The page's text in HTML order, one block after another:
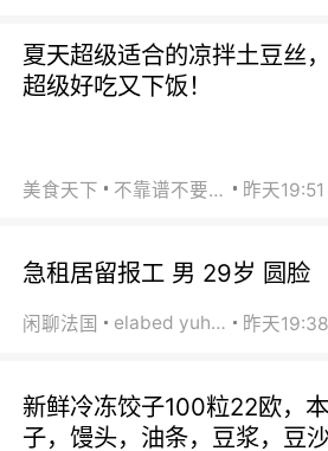
夏天超级适合的凉拌土豆丝，
超级好吃又下饭！
美食天下 不靠谱不要联系 昨天19:51
急租居留报工 男 29岁 圆脸
闲聊法国 elabed yuhua 昨天19:38
新鲜冷冻饺子100粒22欧，
子，馒头，油条，豆浆，豆